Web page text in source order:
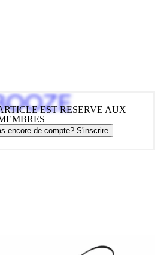
EST RESERVE AUX
encore de compte? S'inscrire